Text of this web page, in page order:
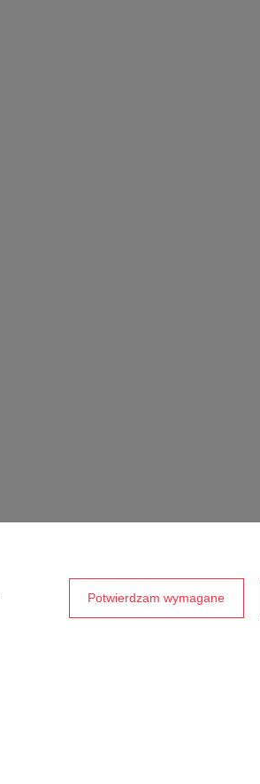
Potwierdzam wymagane